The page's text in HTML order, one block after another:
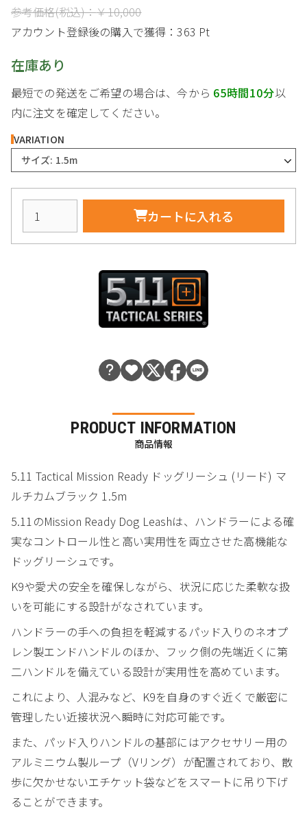
参考価格(税込)：￥10,000
アカウント登録後の購入で獲得：363 Pt
在庫あり
最短での発送をご希望の場合は、今から 65時間10分以
内に注文を確定してください。
VARIATION
サイズ: 1.5m
カートに入れる
PRODUCT INFORMATION
商品情報
5.11 Tactical Mission Ready ドッグリーシュ (リード) マ
ルチカムブラック 1.5m
5.11のMission Ready Dog Leashは、ハンドラーによる確
実なコントロール性と高い実用性を両立させた高機能な
ドッグリーシュです。
K9や愛犬の安全を確保しながら、状況に応じた柔軟な扱
いを可能にする設計がなされています。
ハンドラーの手への負担を軽減するパッド入りのネオプ
レン製エンドハンドルのほか、フック側の先端近くに第
二ハンドルを備えている設計が実用性を高めています。
これにより、人混みなど、K9を自身のすぐ近くで厳密に
管理したい近接状況へ瞬時に対応可能です。
また、パッド入りハンドルの基部にはアクセサリー用の
アルミニウム製ループ（Vリング）が配置されており、散
歩に欠かせないエチケット袋などをスマートに吊り下げ
ることができます。